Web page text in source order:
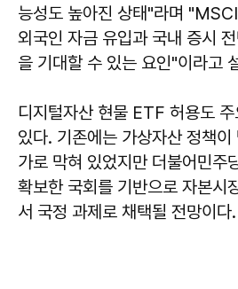
능성도 높아진 상태"라며
외국인 자금 유입과 국내 증시
을 기대할 수 있는 요인"이라고
디지털자산 현물 ETF 허용도
있다. 기존에는 가상자산 정책이
가로 막혀 있었지만 더불어민주
확보한 국회를 기반으로 자본시
서 국정 과제로 채택될 전망이다.